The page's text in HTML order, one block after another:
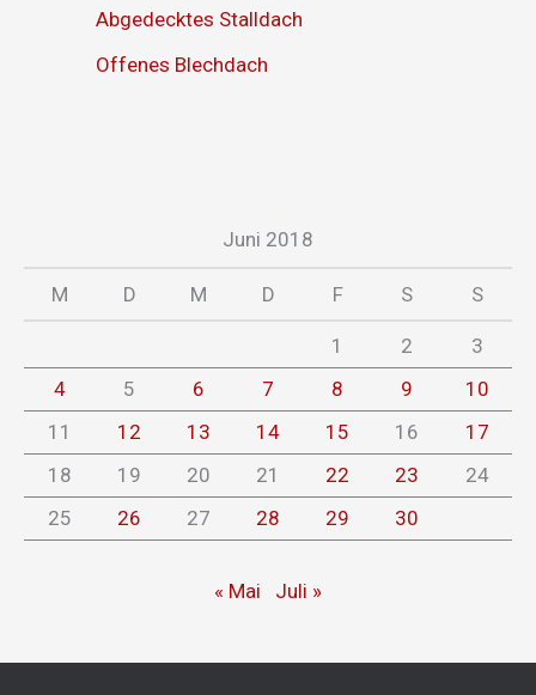
Abgedecktes Stalldach
Offenes Blechdach
Juni 2018
M D M D F S S
1 2
3
4
5 6 7 8 9
10
11
12 13 14 15 16
17
18
19 20 21 22 23
24
25
26 27 28 29 30
« Mai Juli »